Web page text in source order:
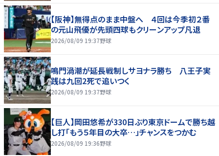
【阪神】無得点のまま中盤へ ４回は今季初２番
の元山飛優が先頭四球もクリーンアップ凡退
2026/08/09 19:37野球
鳴門渦潮が延長戦制しサヨナラ勝ち 八王子実
践は九回2死で追いつく
2026/08/09 19:37野球
【巨人】岡田悠希が330日ぶり東京ドームで勝ち越
し打「もう５年目の大卒…」チャンスをつかむ
2026/08/09 19:36野球